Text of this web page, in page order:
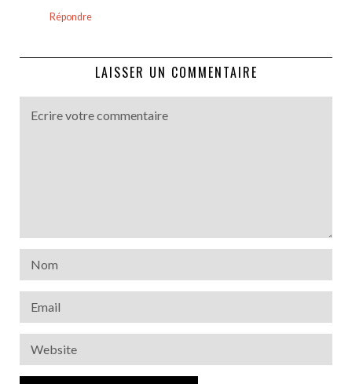
Répondre
LAISSER UN COMMENTAIRE